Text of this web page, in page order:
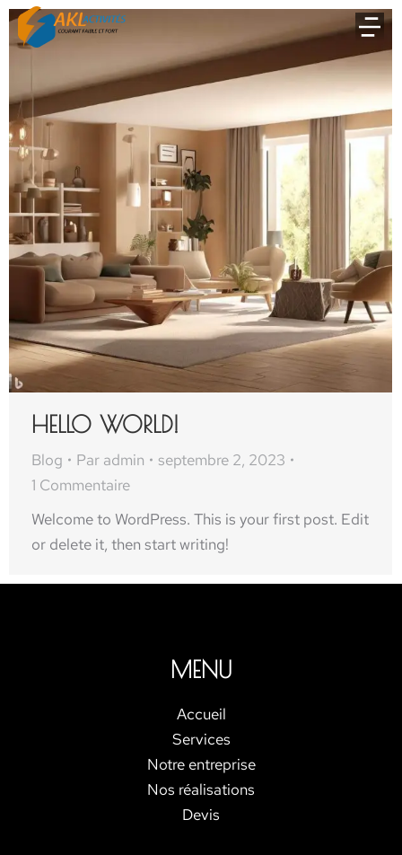
HELLO WORLD!
Blog Par admin
septembre 2, 2023
1 Commentaire
Welcome to WordPress. This is your first post. Edit
or delete it, then start writing!
MENU
Accueil
Services
Notre entreprise
Nos réalisations
Devis